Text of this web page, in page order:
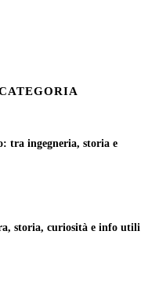
tra ingegneria, storia e
storia, curiosità e info utili